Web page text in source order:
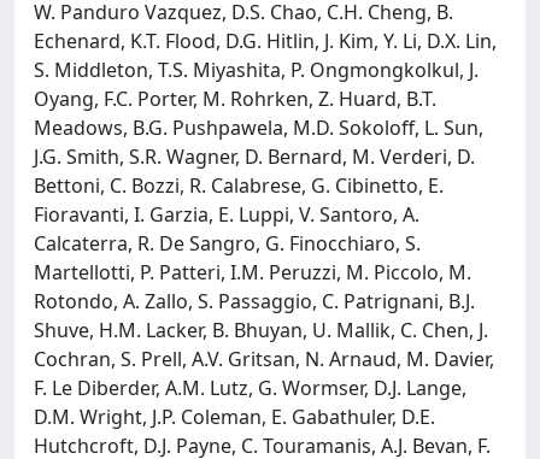
W. Panduro Vazquez, D.S. Chao, C.H. Cheng, B.
Echenard, K.T. Flood, D.G. Hitlin, J. Kim, Y. Li, D.X. Lin,
S. Middleton, T.S. Miyashita, P. Ongmongkolkul, J.
Oyang, F.C. Porter, M. Rohrken, Z. Huard, B.T.
Meadows, B.G. Pushpawela, M.D. Sokoloff, L. Sun,
J.G. Smith, S.R. Wagner, D. Bernard, M. Verderi, D.
Bettoni, C. Bozzi, R. Calabrese, G. Cibinetto, E.
Fioravanti, I. Garzia, E. Luppi, V. Santoro, A.
Calcaterra, R. De Sangro, G. Finocchiaro, S.
Martellotti, P. Patteri, I.M. Peruzzi, M. Piccolo, M.
Rotondo, A. Zallo, S. Passaggio, C. Patrignani, B.J.
Shuve, H.M. Lacker, B. Bhuyan, U. Mallik, C. Chen, J.
Cochran, S. Prell, A.V. Gritsan, N. Arnaud, M. Davier,
F. Le Diberder, A.M. Lutz, G. Wormser, D.J. Lange,
D.M. Wright, J.P. Coleman, E. Gabathuler, D.E.
Hutchcroft, D.J. Payne, C. Touramanis, A.J. Bevan, F.